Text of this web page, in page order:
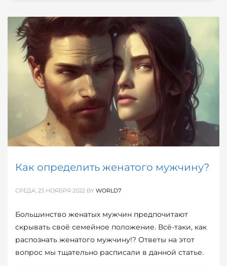
Как определить женатого мужчину?
СРЕДА, 23 НОЯБРЯ 2022 BY WORLD7
Большинство женатых мужчин предпочитают
скрывать своё семейное положение. Всё-таки, как
распознать женатого мужчину!? Ответы на этот
вопрос мы тщательно расписали в данной статье.